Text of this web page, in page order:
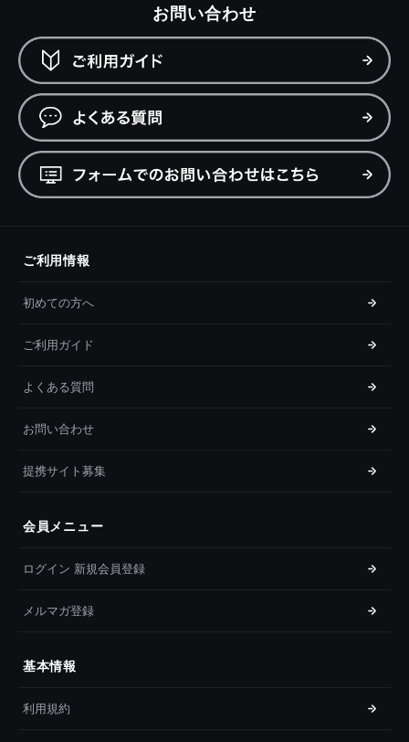
お問い合わせ
ご利用情報
初めての方へ
ご利用ガイド
よくある質問
お問い合わせ
提携サイト募集
会員メニュー
ログイン 新規会員登録
メルマガ登録
基本情報
利用規約